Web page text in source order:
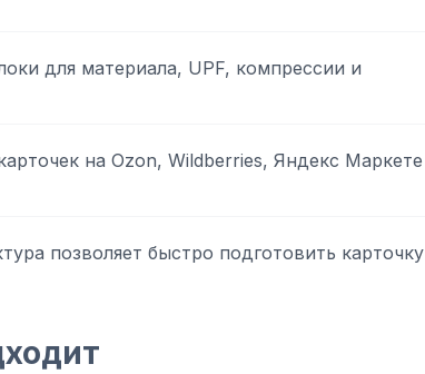
для материала, UPF, компрессии и
на Ozon, Wildberries, Яндекс Маркете
позволяет быстро подготовить карточку